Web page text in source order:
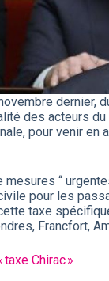
dernier,
des acteurs
pour venir
mesures “
pour les
taxe
Francfort,
Chirac »